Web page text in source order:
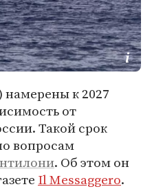
намерены к 2027
от
Такой срок
вопросам
. Об этом он
Il Messaggero.